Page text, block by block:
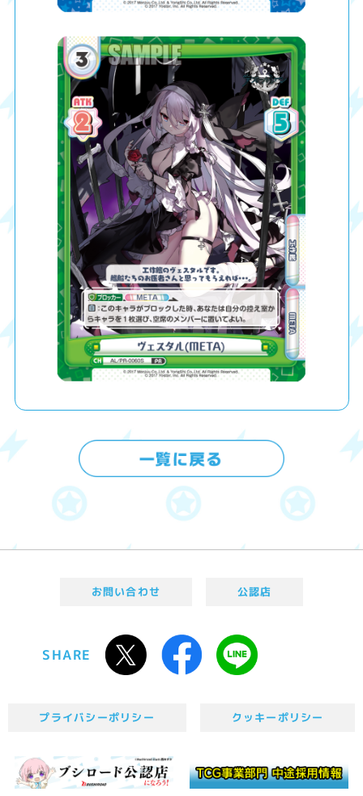
お問い合わせ 公認店
SHARE
プライバシーポリシー クッキーポリシー